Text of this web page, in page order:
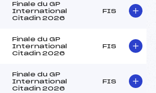
Finale du GP
International
Citadin 2026
FIS
Finale du GP
International
Citadin 2026
FIS
Finale du GP
International
Citadin 2026
FIS